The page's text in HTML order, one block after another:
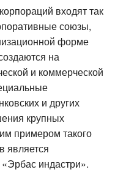
входят так
союзы,
форме
на
и коммерческой
и других
крупных
примером такого
является
индастри».